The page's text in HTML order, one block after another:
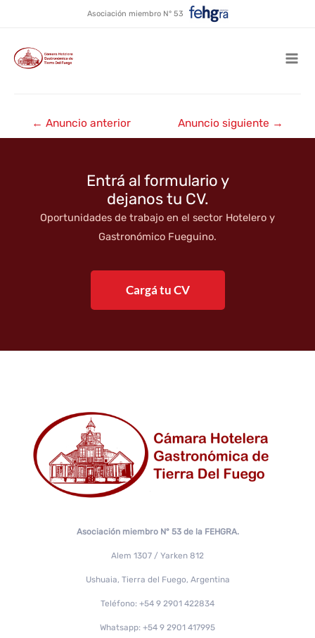
contenido
Asociación miembro N° 53
Alquiler temporario Lo de
Navegación
de
← Anuncio anterior Anuncio siguiente →
Entrá al formulario y
dejanos tu CV.
Oportunidades de trabajo en el sector Hotelero y
Gastronómico Fueguino.
Cargá tu CV
Asociación miembro N° 53 de la FEHGRA.
Alem 1307 / Yarken 812
Ushuaia, Tierra del Fuego, Argentina
Teléfono: +54 9 2901 422834
Whatsapp: +54 9 2901 417995